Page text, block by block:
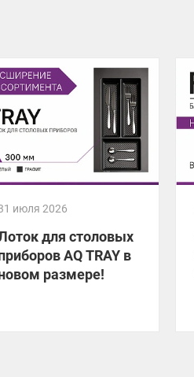
июля 2026
для столовых
AQ TRAY в
размере!